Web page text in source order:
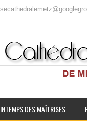
DES MAÎTRISES